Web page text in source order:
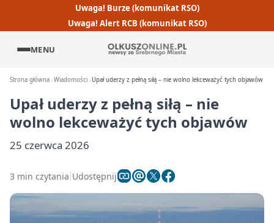
Uwaga! Burze (komunikat RSO)
Uwaga! Alert RCB (komunikat RSO)
MENU
Strona główna Wiadomości Upał uderzy z pełną siłą – nie wolno lekceważyć tych objawów
Upał uderzy z pełną siłą – nie
wolno lekceważyć tych objawów
25 czerwca 2026
3 min czytania Udostępnij